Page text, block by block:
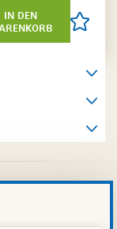
in den
Artikel
setzen